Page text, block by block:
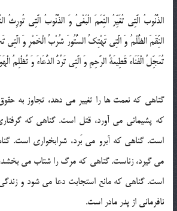
الذُّنُوبُ الَّتِي تُغَيِّرُ النِّعَمَ الْبَغْيُ وَ الذُّنُوبُ الَّتِي تُورِثُ
النِّقَمَ الظُّلْمُ وَ الَّتِي تَهْتِكُ السُّتُورَ شُرْبُ الْخَمْرِ وَ الَّتِي
تُعَجِّلُ الْفَنَاءَ قَطِيعَةُ الرَّحِمِ وَ الَّتِي تَرُدُّ الدُّعَاءَ وَ تُظْلِمُ
گناهی كه نعمت ها را تغيير مى دهد، تجاوز به
كه پشيمانى مى آورد، قتل است. گناهى كه
است. گناهى كه آبرو مى بَرد، شرابخوارى است.
مى گيرد، زناست. گناهى كه مرگ را شتاب مى
است. گناهى كه مانع استجابت دعا مى شود و زندگى
نافرمانى از پدر مادر است.